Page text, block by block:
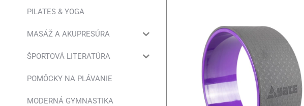
PILATES & YOGA
MASÁŽ A AKUPRESÚRA
ŠPORTOVÁ LITERATÚRA
POMÔCKY NA PLÁVANIE
MODERNÁ GYMNASTIKA